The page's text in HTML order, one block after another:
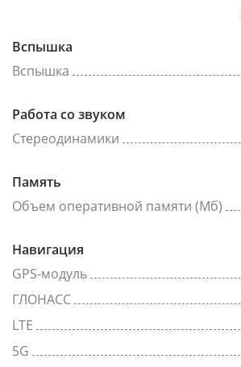
Вспышка
Вспышка
Работа со звуком
Стереодинамики
Память
Объем оперативной памяти (Мб)
Навигация
GPS-модуль
ГЛОНАСС
LTE
5G